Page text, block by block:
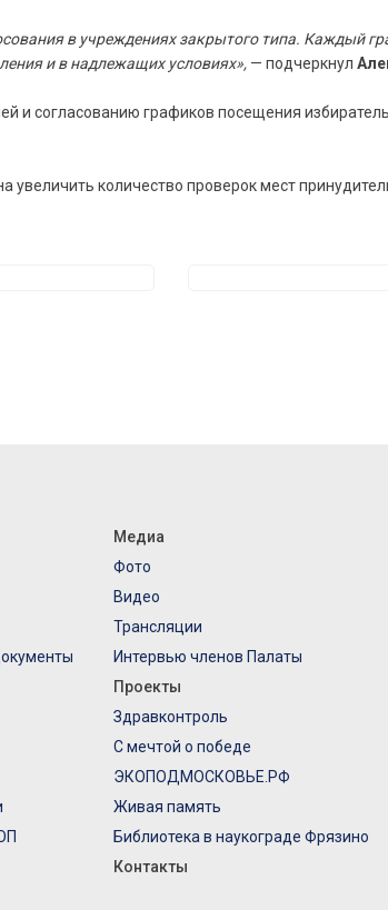
в учреждениях закрытого типа. Каждый
и в надлежащих условиях», — подчеркнул
и согласованию графиков посещения
количество проверок мест
Медиа
Фото
Видео
Трансляции
Интервью членов Палаты
Проекты
Здравконтроль
С мечтой о победе
ЭКОПОДМОСКОВЬЕ.РФ
Живая память
Библиотека в наукограде Фрязино
Контакты